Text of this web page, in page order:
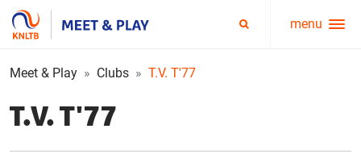
Service
menu
menu
Meet & Play Clubs T.V. T'77
T.V. T'77